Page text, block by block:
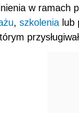
w ramach
, szkolenia lub